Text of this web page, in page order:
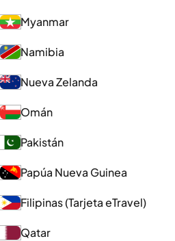
Myanmar
Namibia
Nueva Zelanda
Omán
Pakistán
Papúa Nueva Guinea
Filipinas (Tarjeta eTravel)
Qatar